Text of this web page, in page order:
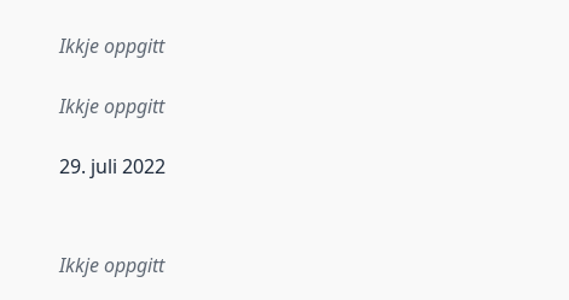
Ikkje oppgitt
Ikkje oppgitt
når dataa i dette datasettet først blei utgitt. Det kan ha
29. juli 2022
Ikkje oppgitt